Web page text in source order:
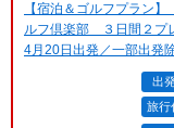
【宿泊＆ゴルフプラ
ルフ倶楽部 ３日間２プ
4月20日出発／一部出発
出
旅行